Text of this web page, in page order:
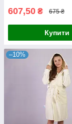
607,50 ₴ 675 ₴
Купити
–10%